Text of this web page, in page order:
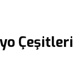
Çeşitleri